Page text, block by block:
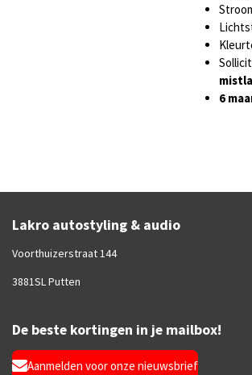
6
Lakro autostyling & audio
Voorthuizerstraat 144
3881SL Putten
De beste kortingen in je mailbox!
Aanmelden voor onze nieuwsbrief